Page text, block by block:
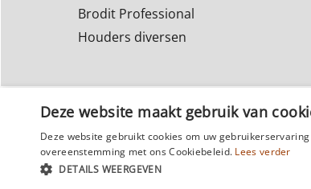
Brodit Professional
Houders diversen
Deze website maakt gebruik van
Deze website gebruikt cookies om uw
overeenstemming met ons Cookiebeleid. Lees verder
DETAILS WEERGEVEN